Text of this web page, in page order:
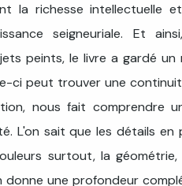
la richesse intellectuelle
seigneuriale. Et
peints, le livre a gardé
ci peut trouver une
nous fait comprendre
L'on sait que les détails
surtout, la
donne une profondeur